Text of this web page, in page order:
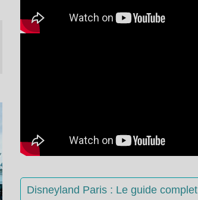
Disneyland Paris : Le guide complet